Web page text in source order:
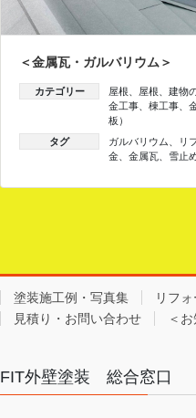
＜金属瓦・ガルバリウム＞
カテゴリー 屋根 屋根 建物
金工事
棟工事
板）
タグ
ガルバリウム リ
金
金属瓦 雪止
塗装施工例・写真集 リフ
見積り・お問い合わせ
＜
FIT外壁塗装 総合窓口